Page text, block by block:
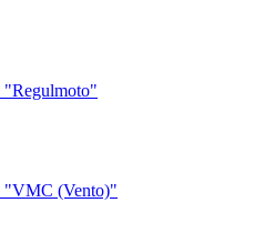
"Regulmoto"
"VMC (Vento)"